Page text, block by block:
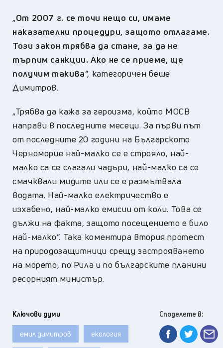
„От 2007 г. се точи нещо си, имаме
наказателни процедури, защото отлагаме.
Този закон трябва да стане, за да не
търпим санкции. Ако не се приеме, ще
получим такива”, категоричен беше
Димитров.
„Трябва да кажа за героизма, който МОСВ
направи в последните месеци. За първи път
от последните 20 години на Българското
Черноморие най-малко се е строяло, най-
малко са се слагали чадъри, най-малко са се
смачквали мидите или се е размътвала
водата. Най-малко електричество е
изхабено, най-малко емисии от коли. Това се
дължи на факта, защото посещението е било
най-малко”. Така коментира втория протест
на природозащитници срещу застрояването
на морето, по Рила и по българските планини
ресорният министър.
Ключови думи
емил димитров екология
Споделете в: